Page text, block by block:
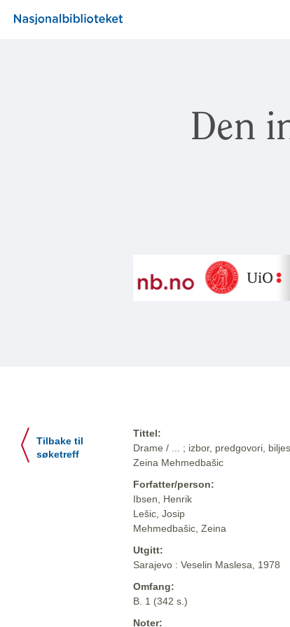
Den
Tilbake til
søketreff
Tittel:
Drame / ... ; izbor, predgovori,
Zeina Mehmedbašic
Forfatter/person:
Ibsen, Henrik
Lešic, Josip
Mehmedbašic, Zeina
Utgitt:
Sarajevo : Veselin Maslesa, 1978
Omfang:
B. 1 (342 s.)
Noter: